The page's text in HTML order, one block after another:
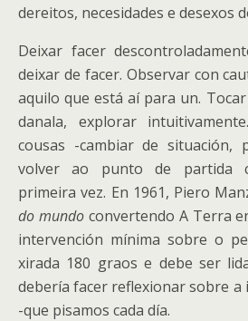
dereitos, necesidades e desexos
Deixar facer
deixar de facer. Observar con
aquilo que está aí para un.
danala, explorar
cousas -cambiar de situación,
volver ao punto de partida
primeira vez. En 1961, Piero
do mundo convertendo A Terra
intervención mínima sobre o
xirada 180 graos e debe ser
debería facer reflexionar sobre
-que pisamos cada día.